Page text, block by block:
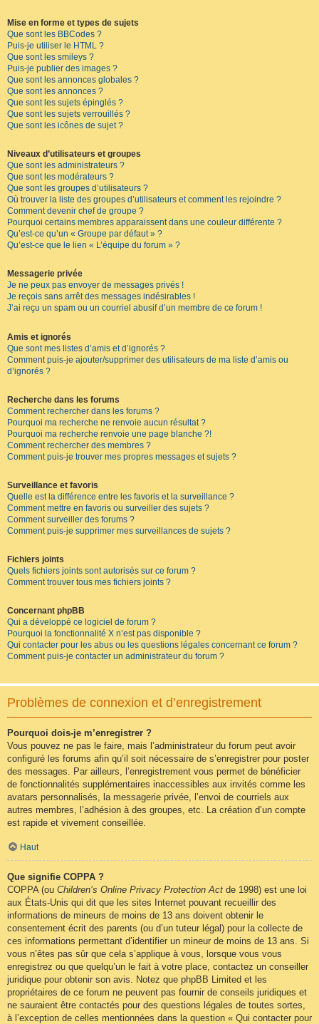
Mise en forme et types de sujets
Que sont les BBCodes ?
Puis-je utiliser le HTML ?
Que sont les smileys ?
Puis-je publier des images ?
Que sont les annonces globales ?
Que sont les annonces ?
Que sont les sujets épinglés ?
Que sont les sujets verrouillés ?
Que sont les icônes de sujet ?
Niveaux d’utilisateurs et groupes
Que sont les administrateurs ?
Que sont les modérateurs ?
Que sont les groupes d’utilisateurs ?
Où trouver la liste des groupes d’utilisateurs et comment les rejoindre ?
Comment devenir chef de groupe ?
Pourquoi certains membres apparaissent dans une couleur différente ?
Qu’est-ce qu’un « Groupe par défaut » ?
Qu’est-ce que le lien « L’équipe du forum » ?
Messagerie privée
Je ne peux pas envoyer de messages privés !
Je reçois sans arrêt des messages indésirables !
J’ai reçu un spam ou un courriel abusif d’un membre de ce forum !
Amis et ignorés
Que sont mes listes d’amis et d’ignorés ?
Comment puis-je ajouter/supprimer des utilisateurs de ma liste d’amis ou
d’ignorés ?
Recherche dans les forums
Comment rechercher dans les forums ?
Pourquoi ma recherche ne renvoie aucun résultat ?
Pourquoi ma recherche renvoie une page blanche ?!
Comment rechercher des membres ?
Comment puis-je trouver mes propres messages et sujets ?
Surveillance et favoris
Quelle est la différence entre les favoris et la surveillance ?
Comment mettre en favoris ou surveiller des sujets ?
Comment surveiller des forums ?
Comment puis-je supprimer mes surveillances de sujets ?
Fichiers joints
Quels fichiers joints sont autorisés sur ce forum ?
Comment trouver tous mes fichiers joints ?
Concernant phpBB
Qui a développé ce logiciel de forum ?
Pourquoi la fonctionnalité X n’est pas disponible ?
Qui contacter pour les abus ou les questions légales concernant ce forum ?
Comment puis-je contacter un administrateur du forum ?
Problèmes de connexion et d’enregistrement
Pourquoi dois-je m’enregistrer ?
Vous pouvez ne pas le faire, mais l’administrateur du forum peut avoir
configuré les forums afin qu’il soit nécessaire de s’enregistrer pour poster
des messages. Par ailleurs, l’enregistrement vous permet de bénéficier
de fonctionnalités supplémentaires inaccessibles aux invités comme les
avatars personnalisés, la messagerie privée, l’envoi de courriels aux
autres membres, l’adhésion à des groupes, etc. La création d’un compte
est rapide et vivement conseillée.
Haut
Que signifie COPPA ?
COPPA (ou Children’s Online Privacy Protection Act de 1998) est une loi
aux États-Unis qui dit que les sites Internet pouvant recueillir des
informations de mineurs de moins de 13 ans doivent obtenir le
consentement écrit des parents (ou d’un tuteur légal) pour la collecte de
ces informations permettant d’identifier un mineur de moins de 13 ans. Si
vous n’êtes pas sûr que cela s’applique à vous, lorsque vous vous
enregistrez ou que quelqu’un le fait à votre place, contactez un conseiller
juridique pour obtenir son avis. Notez que phpBB Limited et les
propriétaires de ce forum ne peuvent pas fournir de conseils juridiques et
ne sauraient être contactés pour des questions légales de toutes sortes,
à l’exception de celles mentionnées dans la question « Qui contacter pour